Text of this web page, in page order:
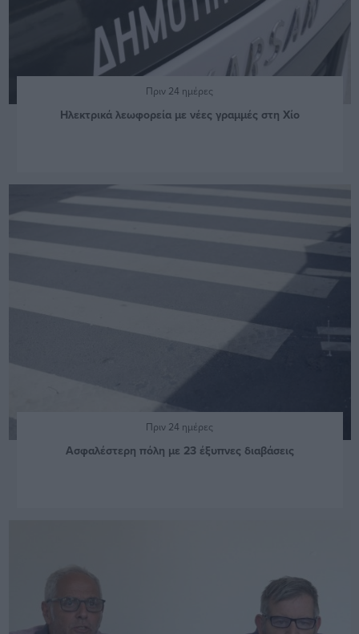
Πριν 24 ημέρες
Ηλεκτρικά λεωφορεία με νέες γραμμές στη Χίο
Πριν 24 ημέρες
Ασφαλέστερη πόλη με 23 έξυπνες διαβάσεις